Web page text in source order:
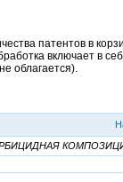
патентов в
включает в
облагается).